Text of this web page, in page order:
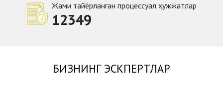
Жами тайёрланган процессуал ҳужжатлар
12349
БИЗНИНГ ЭСКПЕРТЛАР